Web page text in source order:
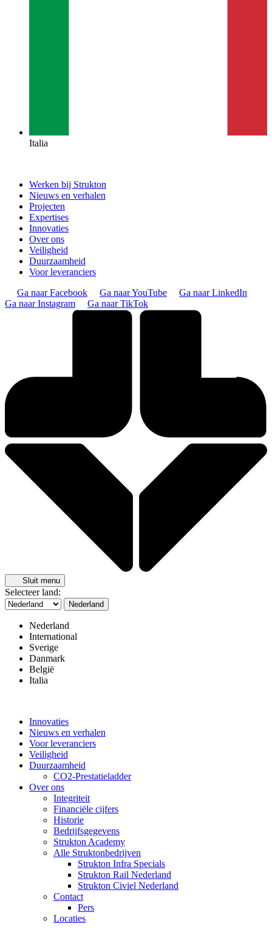
Italia
Werken bij Strukton
Nieuws en verhalen
Projecten
Expertises
Innovaties
Over ons
Veiligheid
Duurzaamheid
Voor leveranciers
Ga naar Facebook
Ga naar YouTube
Ga naar LinkedIn
Ga naar Instagram
Ga naar TikTok
Sluit menu
Selecteer land:
Nederland
Nederland
International
Sverige
Danmark
België
Italia
Innovaties
Nieuws en verhalen
Voor leveranciers
Veiligheid
Duurzaamheid
CO2-Prestatieladder
Over ons
Integriteit
Financiële cijfers
Historie
Bedrijfsgegevens
Strukton Academy
Alle Struktonbedrijven
Strukton Infra Specials
Strukton Rail Nederland
Strukton Civiel Nederland
Contact
Pers
Locaties